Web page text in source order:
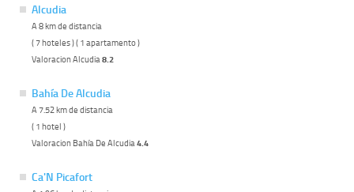
Alcudia
A 8 km de distancia
( 7 hoteles ) ( 1 apartamento )
Valoracion Alcudia 8.2
Bahía De Alcudia
A 7.52 km de distancia
( 1 hotel )
Valoracion Bahía De Alcudia 4.4
Ca'N Picafort